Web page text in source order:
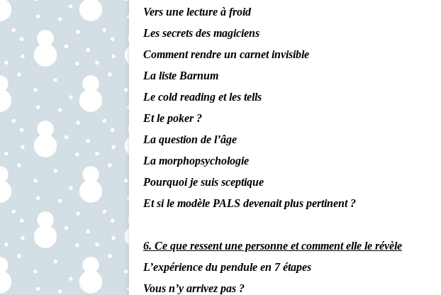
Vers une lecture à froid
Les secrets des magiciens
Comment rendre un carnet invisible
La liste Barnum
Le cold reading et les tells
Et le poker ?
La question de l’âge
La morphopsychologie
Pourquoi je suis sceptique
Et si le modèle PALS devenait plus pertinent ?
6. Ce que ressent une personne et comment elle le révèle
L’expérience du pendule en 7 étapes
Vous n’y arrivez pas ?